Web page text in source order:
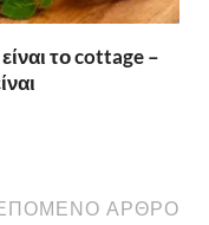
το cottage –
ΆΡΘΡΟ